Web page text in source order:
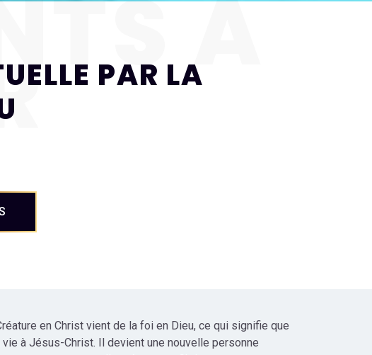
À
PAR LA
en Christ vient de la foi en Dieu, ce qui signifie que
vie à Jésus-Christ. Il devient une nouvelle personne